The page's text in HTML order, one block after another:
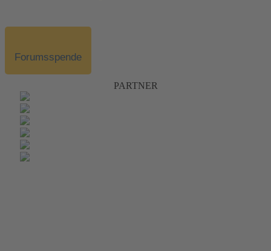
Forumsspende
PARTNER